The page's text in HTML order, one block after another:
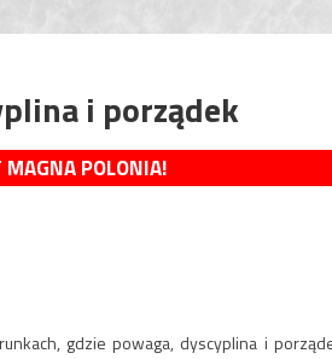
i porządek
MAGNA POLONIA!
gdzie powaga, dyscyplina i